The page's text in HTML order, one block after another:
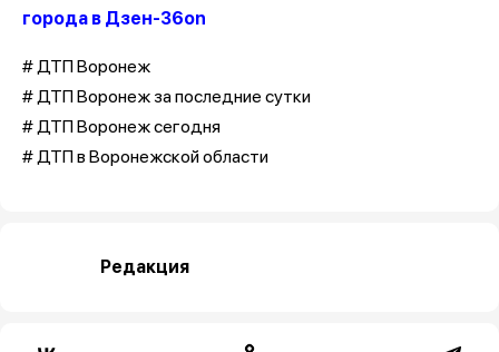
города в Дзен-36on
# ДТП Воронеж
# ДТП Воронеж за последние сутки
# ДТП Воронеж сегодня
# ДТП в Воронежской области
Редакция